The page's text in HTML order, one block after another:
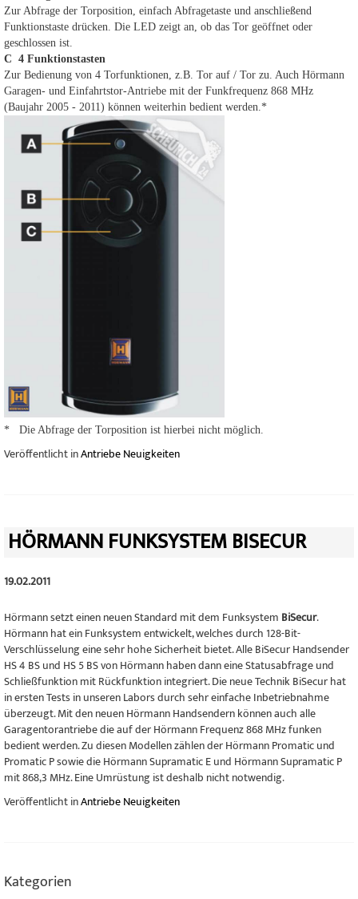
Zur Abfrage der Torposition, einfach Abfragetaste und anschließend
Funktionstaste drücken. Die LED zeigt an, ob das Tor geöffnet oder
geschlossen ist.
C 4 Funktionstasten
Zur Bedienung von 4 Torfunktionen, z.B. Tor auf / Tor zu. Auch Hörmann
Garagen- und Einfahrtstor-Antriebe mit der Funkfrequenz 868 MHz
(Baujahr 2005 - 2011) können weiterhin bedient werden.*
* Die Abfrage der Torposition ist hierbei nicht möglich.
Veröffentlicht inAntriebe Neuigkeiten
HÖRMANN FUNKSYSTEM BISECUR
19.02.2011
Hörmann setzt einen neuen Standard mit dem Funksystem BiSecur.
Hörmann hat ein Funksystem entwickelt, welches durch 128-Bit-
Verschlüsselung eine sehr hohe Sicherheit bietet. Alle BiSecur Handsender
HS 4 BS und HS 5 BS von Hörmann haben dann eine Statusabfrage und
Schließfunktion mit Rückfunktion integriert. Die neue Technik BiSecur hat
in ersten Tests in unseren Labors durch sehr einfache Inbetriebnahme
überzeugt. Mit den neuen Hörmann Handsendern können auch alle
Garagentorantriebe die auf der Hörmann Frequenz 868 MHz funken
bedient werden. Zu diesen Modellen zählen der Hörmann Promatic und
Promatic P sowie die Hörmann Supramatic E und Hörmann Supramatic P
mit 868,3 MHz. Eine Umrüstung ist deshalb nicht notwendig.
Veröffentlicht inAntriebe Neuigkeiten
Kategorien